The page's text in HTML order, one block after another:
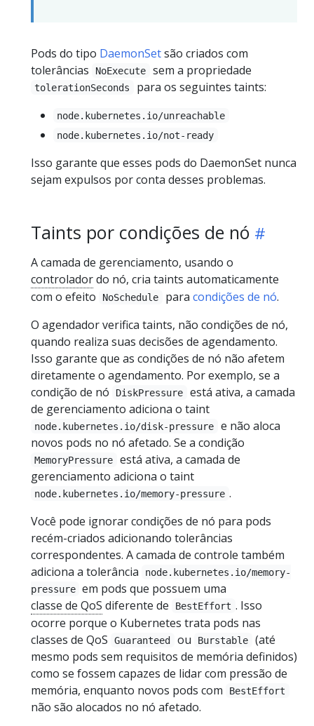
Pods do tipo DaemonSetsão criados com
tolerâncias
NoExecute sem a propriedade
tolerationSeconds para os seguintes taints:
node.kubernetes.io/unreachable
node.kubernetes.io/not-ready
Isso garante que esses pods do DaemonSet nunca
sejam expulsos por conta desses problemas.
Taints por condições de nó
A camada de gerenciamento, usando o
controladordo nó, cria taints automaticamente
com o efeito
NoSchedule para condições de nó.
O agendador verifica taints, não condições de nó,
quando realiza suas decisões de agendamento.
Isso garante que as condições de nó não afetem
diretamente o agendamento. Por exemplo, se a
condição de nó
DiskPressure
está ativa, a camada
de gerenciamento adiciona o taint
node.kubernetes.io/disk-pressure
e não aloca
novos pods no nó afetado. Se a condição
MemoryPressure
está ativa, a camada de
gerenciamento adiciona o taint
node.kubernetes.io/memory-pressure .
Você pode ignorar condições de nó para pods
recém-criados adicionando tolerâncias
correspondentes. A camada de controle também
adiciona a tolerância
node.kubernetes.io/memory-
pressure em pods que possuem uma
classe de QoS diferente de BestEffort . Isso
ocorre porque o Kubernetes trata pods nas
classes de QoS
Guaranteed ou Burstable
(até
mesmo pods sem requisitos de memória definidos)
como se fossem capazes de lidar com pressão de
memória, enquanto novos pods com
BestEffort
não são alocados no nó afetado.